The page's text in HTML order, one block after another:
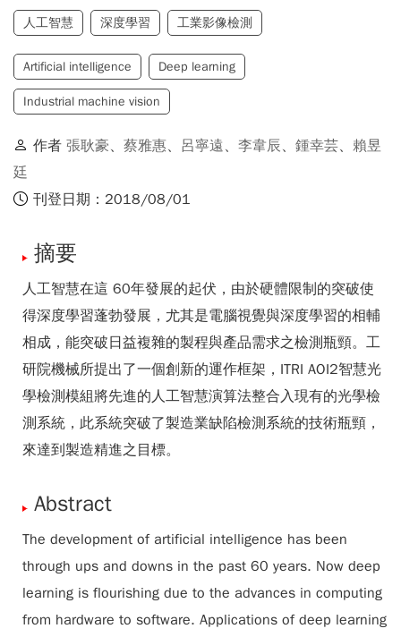
人工智慧 深度學習 工業影像檢測
Artificial intelligence Deep learning
Industrial machine vision
作者 張耿豪、 蔡雅惠、 呂寧遠、 李韋辰、 鍾幸芸、 賴昱
廷
刊登日期：2018/08/01
摘要
人工智慧在這 60年發展的起伏，由於硬體限制的突破使
得深度學習蓬勃發展，尤其是電腦視覺與深度學習的相輔
相成，能突破日益複雜的製程與產品需求之檢測瓶頸。工
研院機械所提出了一個創新的運作框架，ITRI AOI2智慧光
學檢測模組將先進的人工智慧演算法整合入現有的光學檢
測系統，此系統突破了製造業缺陷檢測系統的技術瓶頸，
來達到製造精進之目標。
Abstract
The development of artificial intelligence has been
through ups and downs in the past 60 years. Now deep
learning is flourishing due to the advances in computing
from hardware to software. Applications of deep learning